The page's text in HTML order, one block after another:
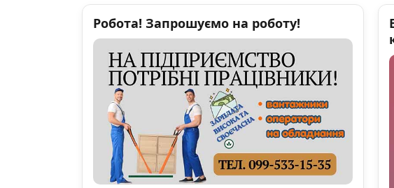
Робота! Запрошуємо на роботу!